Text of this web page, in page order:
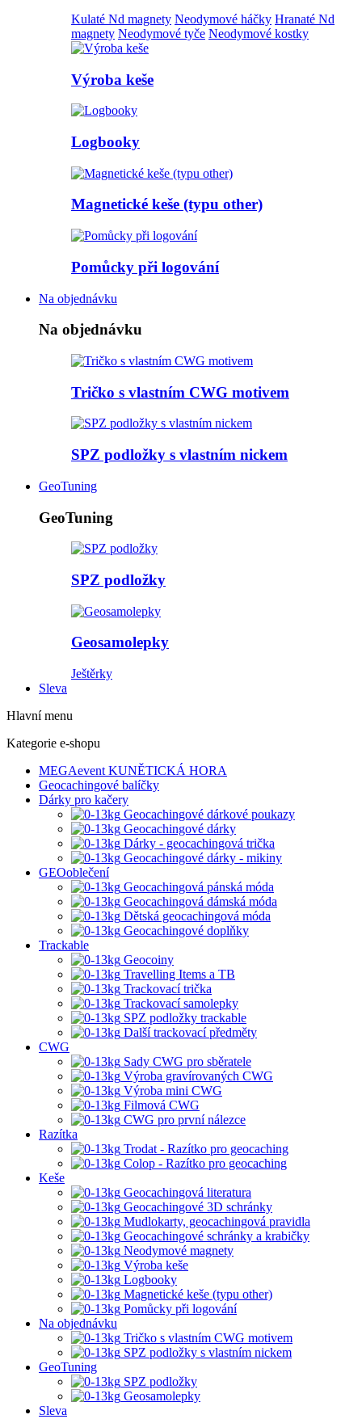
Kulaté Nd magnety Neodymové háčky Hranaté Nd
magnety Neodymové tyče Neodymové kostky
Výroba keše
Logbooky
Magnetické keše (typu other)
Pomůcky při logování
Na objednávku
Na objednávku
Tričko s vlastním CWG motivem
SPZ podložky s vlastním nickem
GeoTuning
GeoTuning
SPZ podložky
Geosamolepky
Ještěrky
Sleva
Hlavní menu
Kategorie e-shopu
MEGAevent KUNĚTICKÁ HORA
Geocachingové balíčky
Dárky pro kačery
Geocachingové dárkové poukazy
Geocachingové dárky
Dárky - geocachingová trička
Geocachingové dárky - mikiny
GEOoblečení
Geocachingová pánská móda
Geocachingová dámská móda
Dětská geocachingová móda
Geocachingové doplňky
Trackable
Geocoiny
Travelling Items a TB
Trackovací trička
Trackovací samolepky
SPZ podložky trackable
Další trackovací předměty
CWG
Sady CWG pro sběratele
Výroba gravírovaných CWG
Výroba mini CWG
Filmová CWG
CWG pro první nálezce
Razítka
Trodat - Razítko pro geocaching
Colop - Razítko pro geocaching
Keše
Geocachingová literatura
Geocachingové 3D schránky
Mudlokarty, geocachingová pravidla
Geocachingové schránky a krabičky
Neodymové magnety
Výroba keše
Logbooky
Magnetické keše (typu other)
Pomůcky při logování
Na objednávku
Tričko s vlastním CWG motivem
SPZ podložky s vlastním nickem
GeoTuning
SPZ podložky
Geosamolepky
Sleva